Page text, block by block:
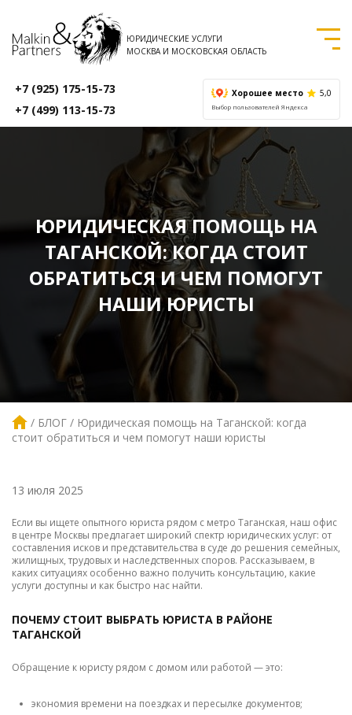
ЮРИДИЧЕСКИЕ УСЛУГИ
МОСКВА И МОСКОВСКАЯ ОБЛАСТЬ
+7 (925) 175-15-73
+7 (499) 113-15-73
Хорошее место 5,0
Выбор пользователей Яндекса
ЮРИДИЧЕСКАЯ ПОМОЩЬ НА
ТАГАНСКОЙ: КОГДА СТОИТ
ОБРАТИТЬСЯ И ЧЕМ ПОМОГУТ
НАШИ ЮРИСТЫ
БЛОГ
Юридическая помощь на Таганской: когда
стоит обратиться и чем помогут наши юристы
13 июля 2025
Если вы ищете опытного юриста рядом с метро Таганская, наш офис
в центре Москвы предлагает широкий спектр юридических услуг: от
составления исков и представительства в суде до решения семейных,
жилищных, трудовых и наследственных споров. Рассказываем, в
каких ситуациях особенно важно получить консультацию, какие
услуги доступны и как быстро нас найти.
ПОЧЕМУ СТОИТ ВЫБРАТЬ ЮРИСТА В РАЙОНЕ
ТАГАНСКОЙ
Обращение к юристу рядом с домом или работой — это:
экономия времени на поездках и пересылке документов;